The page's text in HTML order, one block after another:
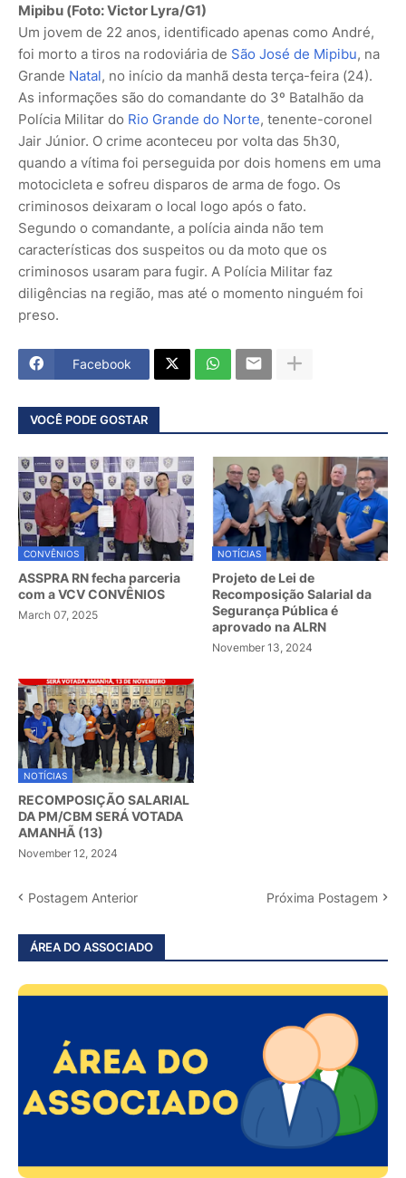
Mipibu (Foto: Victor Lyra/G1)
Um jovem de 22 anos, identificado apenas como André,
foi morto a tiros na rodoviária de São José de Mipibu, na
Grande Natal, no início da manhã desta terça-feira (24).
As informações são do comandante do 3º Batalhão da
Polícia Militar do Rio Grande do Norte, tenente-coronel
Jair Júnior. O crime aconteceu por volta das 5h30,
quando a vítima foi perseguida por dois homens em uma
motocicleta e sofreu disparos de arma de fogo. Os
criminosos deixaram o local logo após o fato.
Segundo o comandante, a polícia ainda não tem
características dos suspeitos ou da moto que os
criminosos usaram para fugir. A Polícia Militar faz
diligências na região, mas até o momento ninguém foi
preso.
Facebook
VOCÊ PODE GOSTAR
CONVÊNIOS
ASSPRA RN fecha parceria
com a VCV CONVÊNIOS
March 07, 2025
NOTÍCIAS
Projeto de Lei de
Recomposição Salarial da
Segurança Pública é
aprovado na ALRN
November 13, 2024
NOTÍCIAS
RECOMPOSIÇÃO SALARIAL
DA PM/CBM SERÁ VOTADA
AMANHÃ (13)
November 12, 2024
Postagem Anterior Próxima Postagem
ÁREA DO ASSOCIADO